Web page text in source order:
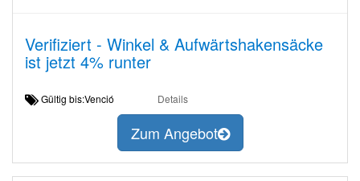
Verifiziert - Winkel & Aufwärtshakensäcke
ist jetzt 4% runter
Gültig bis:Venció Details
Zum Angebot